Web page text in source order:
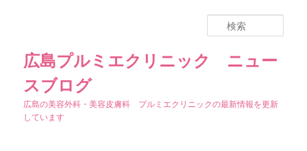
広島プルミエクリニック ニュー
スブログ
広島の美容外科・美容皮膚科 プルミエクリニックの最新情報を更新
しています
索